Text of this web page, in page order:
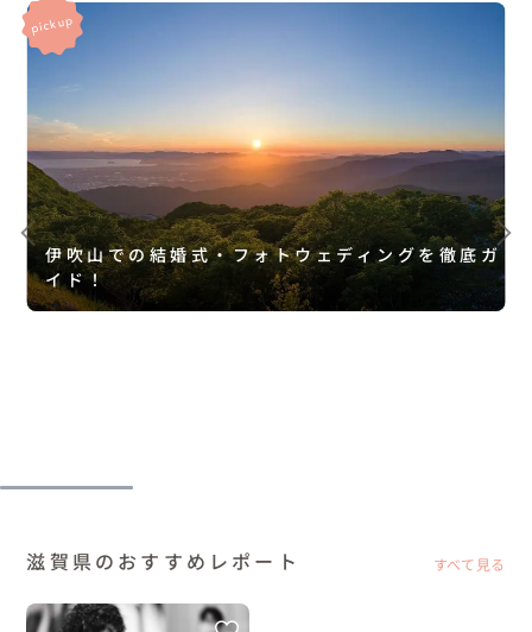
伊吹山での結婚式・フォトウェディングを徹底ガ
イド！
滋賀県のおすすめレポート すべて見る